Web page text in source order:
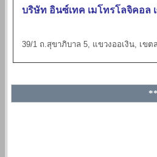
บริษัท อินซ์เทค เมโทรโลจิคอล
39/1 ถ.สุขาภิบาล 5, แขวงออเงิน, เขต
**